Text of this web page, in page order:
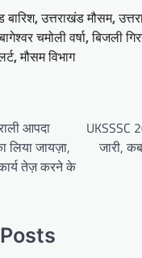
बारिश,उत्तराखंड मौसम,
बागेश्वर चमोली वर्षा,बिजली
,मौसम विभाग
आपदा
लिया जायज़ा,
तेज़ करने के
UKSSSC
जारी,